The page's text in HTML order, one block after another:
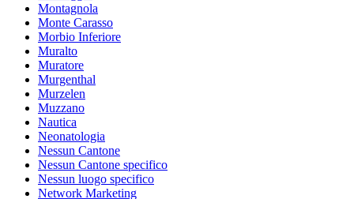
Montagnola
Monte Carasso
Morbio Inferiore
Muralto
Muratore
Murgenthal
Murzelen
Muzzano
Nautica
Neonatologia
Nessun Cantone
Nessun Cantone specifico
Nessun luogo specifico
Network Marketing